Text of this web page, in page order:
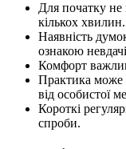
Для початку не
кількох хвилин.
Наявність
ознакою
Комфорт
Практика може
від особистої
Короткі
спроби.